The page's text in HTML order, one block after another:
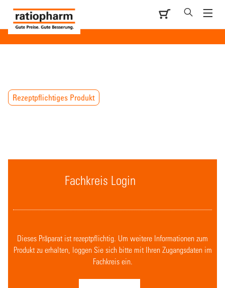
Rezeptpflichtiges Produkt
Fachkreis Login
Dieses Präparat ist rezeptpflichtig. Um weitere Informationen zum
Produkt zu erhalten, loggen Sie sich bitte mit Ihren Zugangsdaten im
Fachkreis ein.